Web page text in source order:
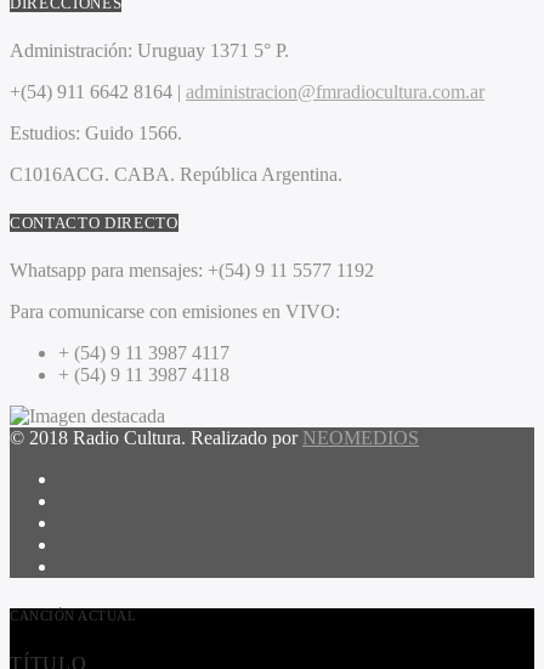
Administración: Uruguay 1371 5° P.
+(54) 911 6642 8164 | administracion@fmradiocultura.com.ar
Estudios: Guido 1566.
C1016ACG. CABA. República Argentina.
CONTACTO DIRECTO
Whatsapp para mensajes: +(54) 9 11 5577 1192
Para comunicarse con emisiones en VIVO:
+ (54) 9 11 3987 4117
+ (54) 9 11 3987 4118
© 2018 Radio Cultura. Realizado por NEOMEDIOS
CANCIÓN ACTUAL
TÍTULO